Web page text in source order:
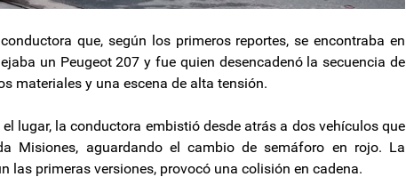
que, según los primeros reportes, se encontraba en
un Peugeot 207 y fue quien desencadenó la secuencia de
materiales y una escena de alta tensión.
lugar, la conductora embistió desde atrás a dos vehículos que
Misiones, aguardando el cambio de semáforo en rojo. La
las primeras versiones, provocó una colisión en cadena.